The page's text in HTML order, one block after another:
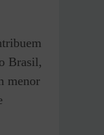
Brasil,
menor